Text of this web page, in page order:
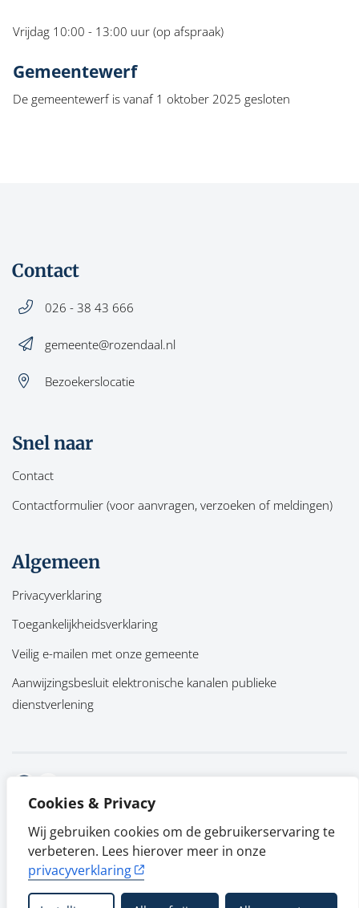
Cookies & Privacy
Wij gebruiken cookies om de gebruikerservaring te
verbeteren. Lees hierover meer in onze
privacyverklaring
Vrijdag 10:00 - 13:00 uur (op afspraak)
Gemeentewerf
De gemeentewerf is vanaf 1 oktober 2025 gesloten
Contact
026 - 38 43 666
gemeente@rozendaal.nl
Bezoekerslocatie
Snel naar
Contact
Contactformulier (voor aanvragen, verzoeken of meldingen)
Algemeen
Privacyverklaring
Toegankelijkheidsverklaring
Veilig e-mailen met onze gemeente
Aanwijzingsbesluit elektronische kanalen publieke
dienstverlening
Facebook